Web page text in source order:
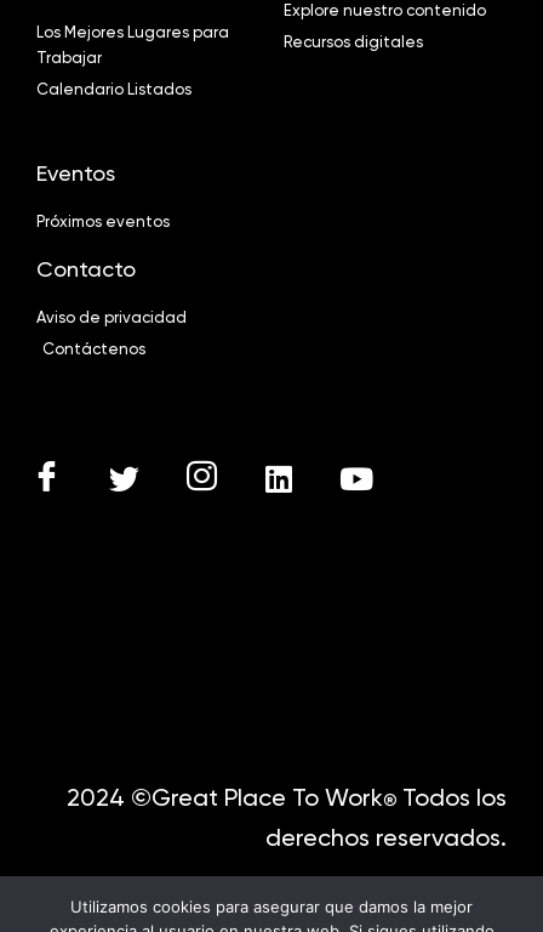
Los Mejores Lugares para
Trabajar
Calendario Listados
Explore nuestro contenido
Recursos digitales
Eventos
Próximos eventos
Contacto
Aviso de privacidad
Contáctenos
2024 ©Great Place To Work® Todos los
derechos reservados.
Utilizamos cookies para asegurar que damos la mejor